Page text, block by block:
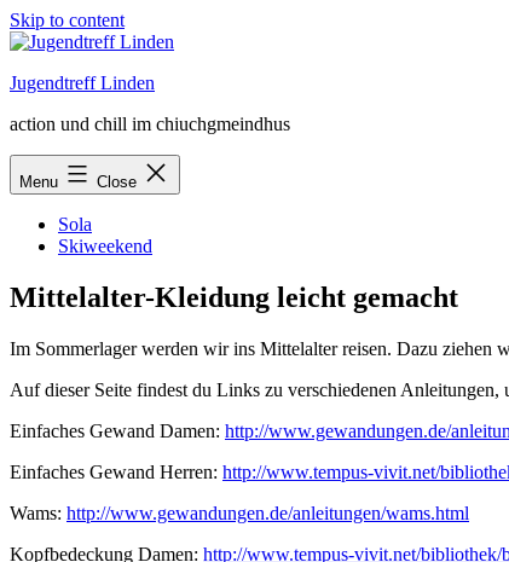
Skip to content
Jugendtreff Linden
action und chill im chiuchgmeindhus
Menu Close
Sola
Skiweekend
Mittelalter-Kleidung leicht gemacht
Im Sommerlager werden wir ins Mittelalter reisen. Dazu ziehen
Auf dieser Seite findest du Links zu verschiedenen Anleitungen,
Einfaches Gewand Damen: http://www.gewandungen.de/
Einfaches Gewand Herren: http://www.tempus-vivit.net/
Wams: http://www.gewandungen.de/anleitungen/wams.html
Kopfbedeckung Damen: http://www.tempus-vivit.net/bibliothek/